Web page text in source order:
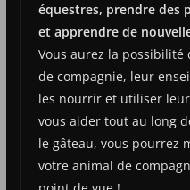
équestres, prendre des
et apprendre de
Vous aurez la possibilité
de compagnie, leur
les nourrir et utiliser
vous aider tout au long
le gâteau, vous pourrez
votre animal de